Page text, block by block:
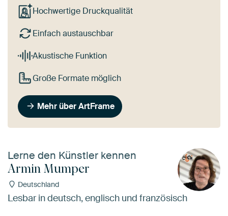
Hochwertige Druckqualität
Einfach austauschbar
Akustische Funktion
Große Formate möglich
Mehr über ArtFrame
Lerne den Künstler kennen
Armin Mumper
Deutschland
Lesbar in deutsch, englisch und französisch